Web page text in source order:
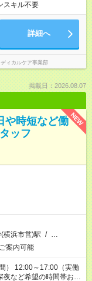
スキル不要
詳細へ
ィカルケア事業部
掲載日：2026.08.07
NEW
や時短など働
ッフ
横浜市営)駅 / …
案内可能
） 12:00～17:00（実働